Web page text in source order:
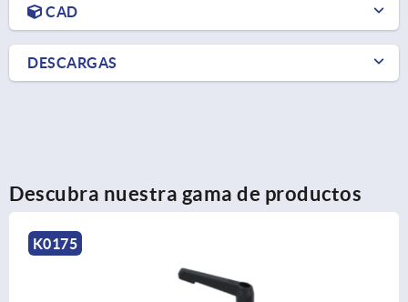
CAD
DESCARGAS
Descubra nuestra gama de productos